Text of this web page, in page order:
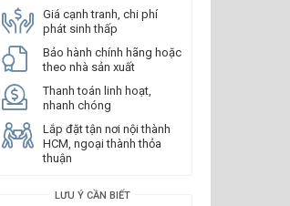
Giá cạnh tranh, chi phí
phát sinh thấp
Bảo hành chính hãng hoặc
theo nhà sản xuất
Thanh toán linh hoạt,
nhanh chóng
Lắp đặt tận nơi nội thành
HCM, ngoại thành thỏa
thuận
LƯU Ý CẦN BIẾT